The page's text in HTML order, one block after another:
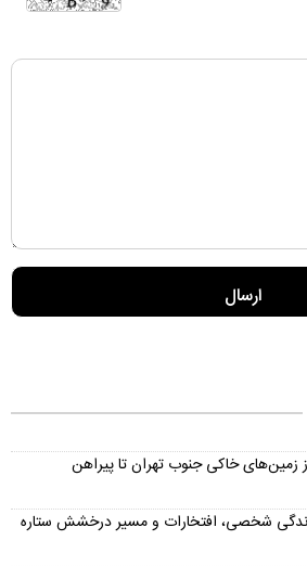
زمین‌های خاکی جنوب تهران تا پیراهن
زندگی شخصی، افتخارات و مسیر درخشش ستاره